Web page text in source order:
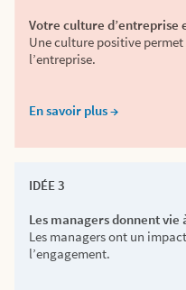
Votre culture d’entreprise
Une culture positive
l’entreprise.
En savoir plus →
IDÉE 3
Les managers donnent
Les managers ont un
l’engagement.